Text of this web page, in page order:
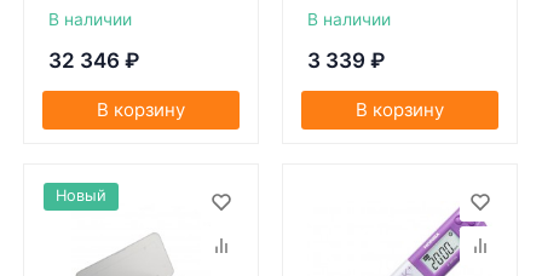
В наличии
32 346 ₽
В корзину
В наличии
3 339 ₽
В корзину
Новый